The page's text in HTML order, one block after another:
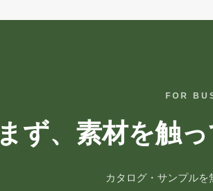
FOR
まず、素材を触
カタログ・サンプルを